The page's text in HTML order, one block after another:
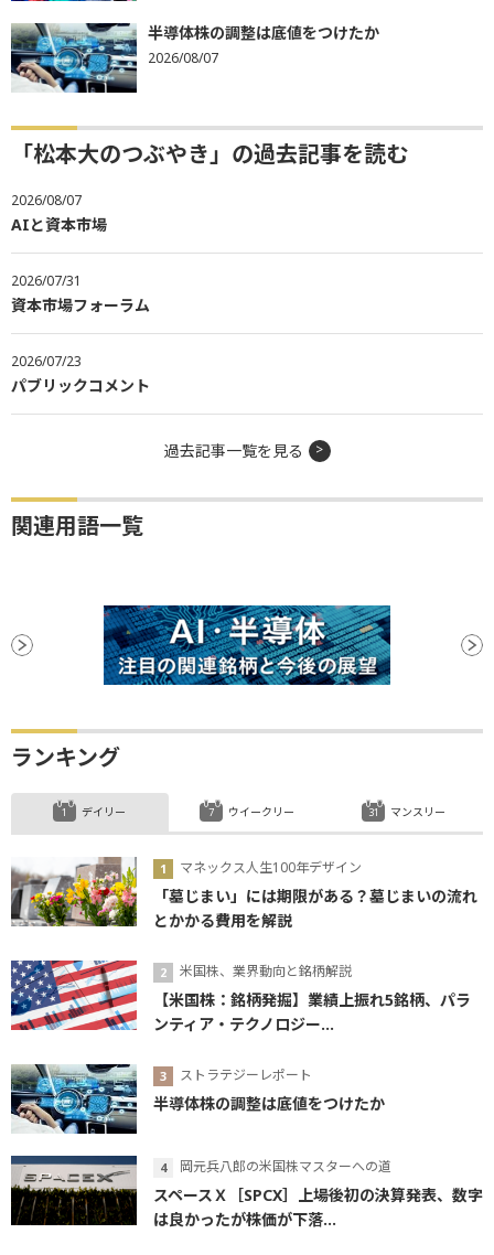
半導体株の調整は底値をつけたか
2026/08/07
「松本大のつぶやき」の過去記事を読む
2026/08/07
AIと資本市場
2026/07/31
資本市場フォーラム
2026/07/23
パブリックコメント
過去記事一覧を見る
関連用語一覧
ランキング
デイリー
マネックス人生100年デザイン
「墓じまい」には期限がある？墓じまいの流れ
とかかる費用を解説
米国株、業界動向と銘柄解説
【米国株：銘柄発掘】業績上振れ5銘柄、パラ
ンティア・テクノロジー...
ストラテジーレポート
半導体株の調整は底値をつけたか
岡元兵八郎の米国株マスターへの道
スペースＸ［SPCX］上場後初の決算発表、数字
は良かったが株価が下落...
ウイークリー マンスリー